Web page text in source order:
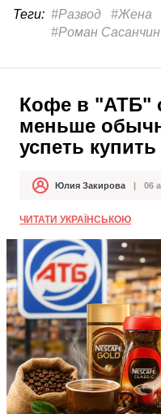
Теги: #Развод #Жена
#Роман Сасанчин